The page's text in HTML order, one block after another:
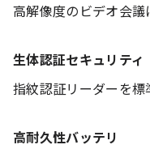
高解像度のビデオ会
生体認証セキュリティ
指紋認証リーダーを標
高耐久性バッテリ